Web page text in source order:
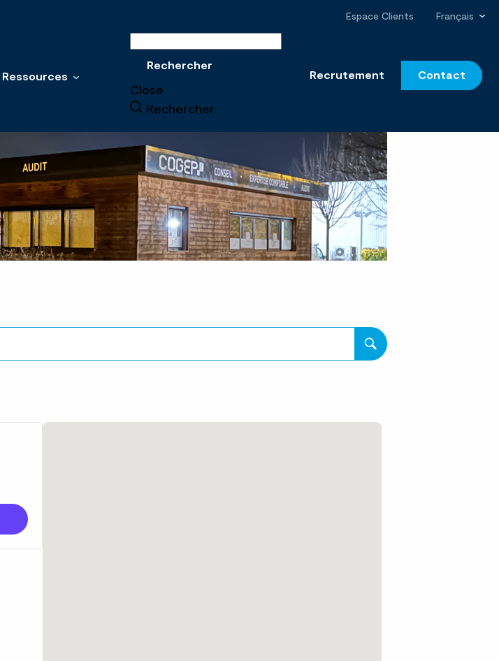
Espace Clients Français
Ressources
Rechercher
Close
Rechercher
Recrutement Contact